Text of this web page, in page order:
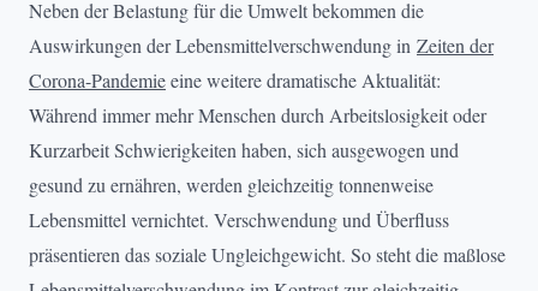
Neben der Belastung für die Umwelt bekommen die
Auswirkungen der Lebensmittelverschwendung in Zeiten der
Corona-Pandemieeine weitere dramatische Aktualität:
Während immer mehr Menschen durch Arbeitslosigkeit oder
Kurzarbeit Schwierigkeiten haben, sich ausgewogen und
gesund zu ernähren, werden gleichzeitig tonnenweise
Lebensmittel vernichtet. Verschwendung und Überfluss
präsentieren das soziale Ungleichgewicht. So steht die maßlose